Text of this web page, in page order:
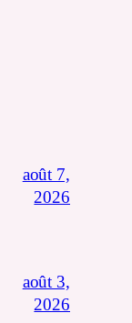
août 7,
2026
août 3,
2026